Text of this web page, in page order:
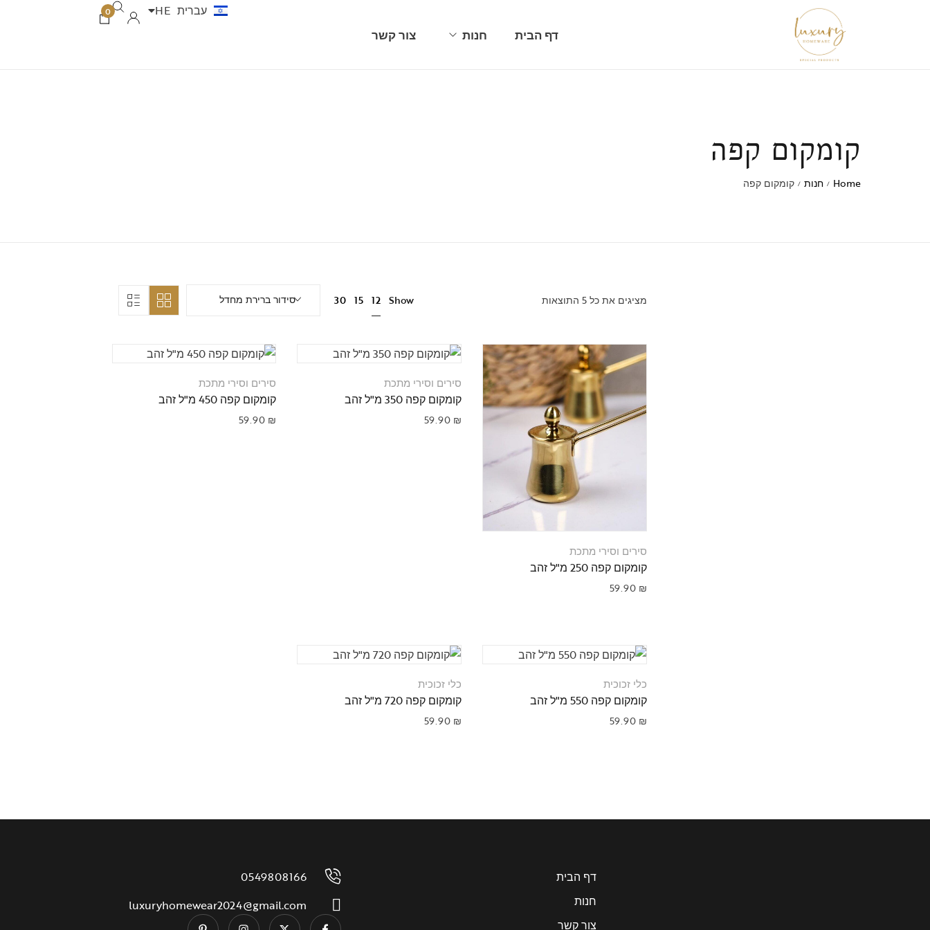
דף הבית חנות צור קשר
עברית HEالعربية AR
0
קומקום קפה
Home
/ חנות / קומקום קפה
מציגים את כל ⁦5⁩ התוצאות Show
12
15
30 סידור ברירת מחדל
סירים וסירי מתכת
קומקום קפה 250 מ"ל זהב
59.90 ₪
סירים וסירי מתכת
קומקום קפה 350 מ"ל זהב
59.90 ₪
סירים וסירי מתכת
קומקום קפה 450 מ"ל זהב
59.90 ₪
כלי זכוכית
קומקום קפה 550 מ"ל זהב
59.90 ₪
כלי זכוכית
קומקום קפה 720 מ"ל זהב
59.90 ₪
דף הבית
חנות
צור קשר
0549808166
luxuryhomewear2024@gmail.com